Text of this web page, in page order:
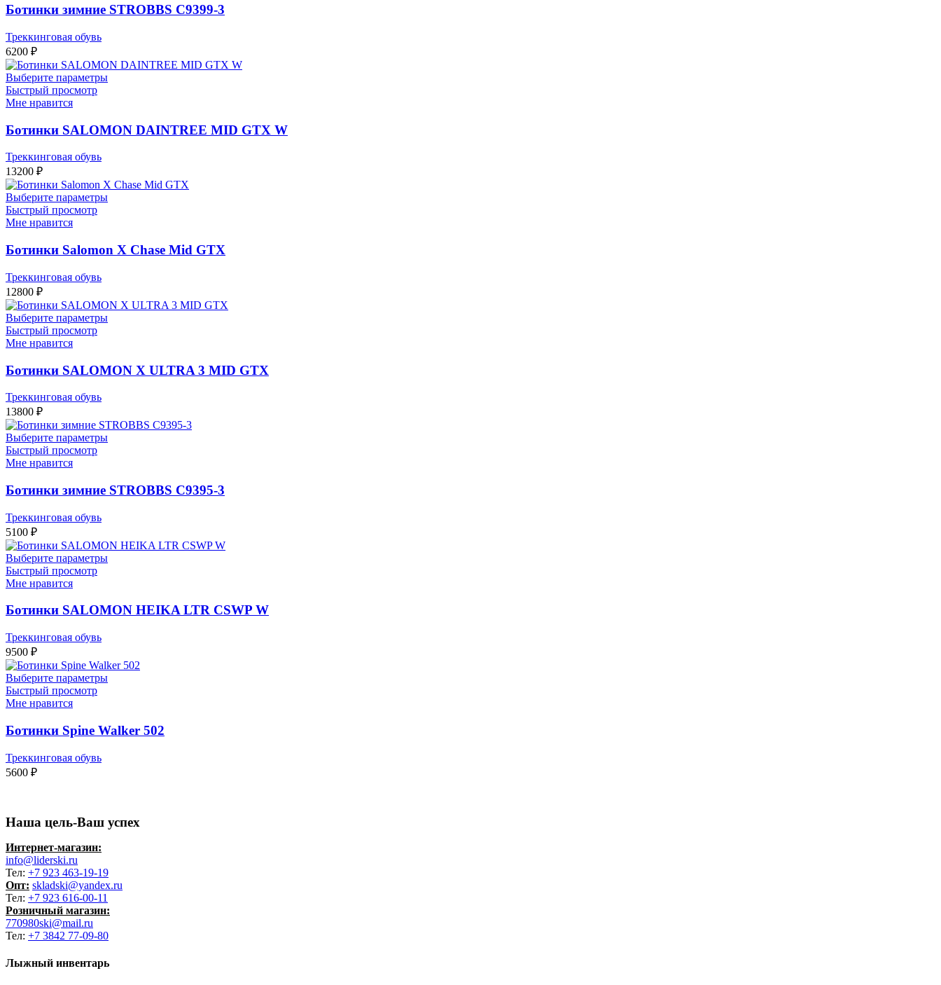
Ботинки зимние STROBBS C9399-3
Треккинговая обувь
6200 ₽
Выберите параметры
Быстрый просмотр
Мне нравится
Ботинки SALOMON DAINTREE MID GTX W
Треккинговая обувь
13200 ₽
Выберите параметры
Быстрый просмотр
Мне нравится
Ботинки Salomon X Chase Mid GTX
Треккинговая обувь
12800 ₽
Выберите параметры
Быстрый просмотр
Мне нравится
Ботинки SALOMON X ULTRA 3 MID GTX
Треккинговая обувь
13800 ₽
Выберите параметры
Быстрый просмотр
Мне нравится
Ботинки зимние STROBBS C9395-3
Треккинговая обувь
5100 ₽
Выберите параметры
Быстрый просмотр
Мне нравится
Ботинки SALOMON HEIKA LTR CSWP W
Треккинговая обувь
9500 ₽
Выберите параметры
Быстрый просмотр
Мне нравится
Ботинки Spine Walker 502
Треккинговая обувь
5600 ₽
Наша цель-Ваш успех
Интернет-магазин:
info@liderski.ru
Тел: +7 923 463-19-19
Опт: skladski@yandex.ru
Тел: +7 923 616-00-11
Розничный магазин:
770980ski@mail.ru
Тел: +7 3842 77-09-80
Лыжный инвентарь